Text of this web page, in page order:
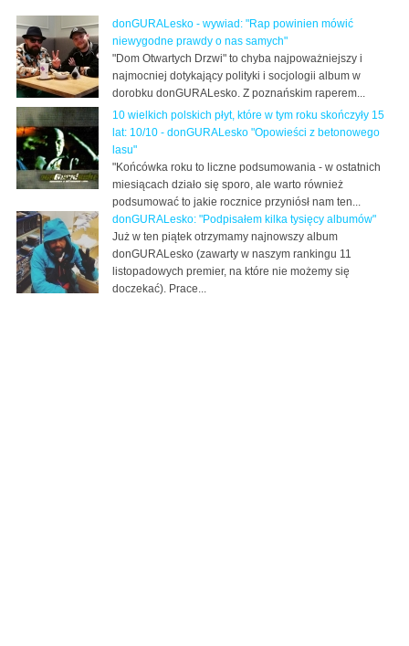
donGURALesko - wywiad: "Rap powinien mówić
niewygodne prawdy o nas samych"
"Dom Otwartych Drzwi" to chyba najpoważniejszy i
najmocniej dotykający polityki i socjologii album w
dorobku donGURALesko. Z poznańskim raperem...
10 wielkich polskich płyt, które w tym roku skończyły 15
lat: 10/10 - donGURALesko "Opowieści z betonowego
lasu"
"Końcówka roku to liczne podsumowania - w ostatnich
miesiącach działo się sporo, ale warto również
podsumować to jakie rocznice przyniósł nam ten...
donGURALesko: "Podpisałem kilka tysięcy albumów"
Już w ten piątek otrzymamy najnowszy album
donGURALesko (zawarty w naszym rankingu 11
listopadowych premier, na które nie możemy się
doczekać). Prace...